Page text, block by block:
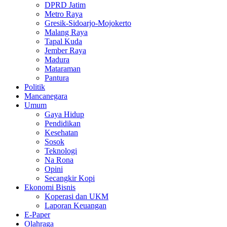
DPRD Jatim
Metro Raya
Gresik-Sidoarjo-Mojokerto
Malang Raya
Tapal Kuda
Jember Raya
Madura
Mataraman
Pantura
Politik
Mancanegara
Umum
Gaya Hidup
Pendidikan
Kesehatan
Sosok
Teknologi
Na Rona
Opini
Secangkir Kopi
Ekonomi Bisnis
Koperasi dan UKM
Laporan Keuangan
E-Paper
Olahraga